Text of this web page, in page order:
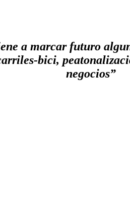
a marcar futuro
bici,
negocios”